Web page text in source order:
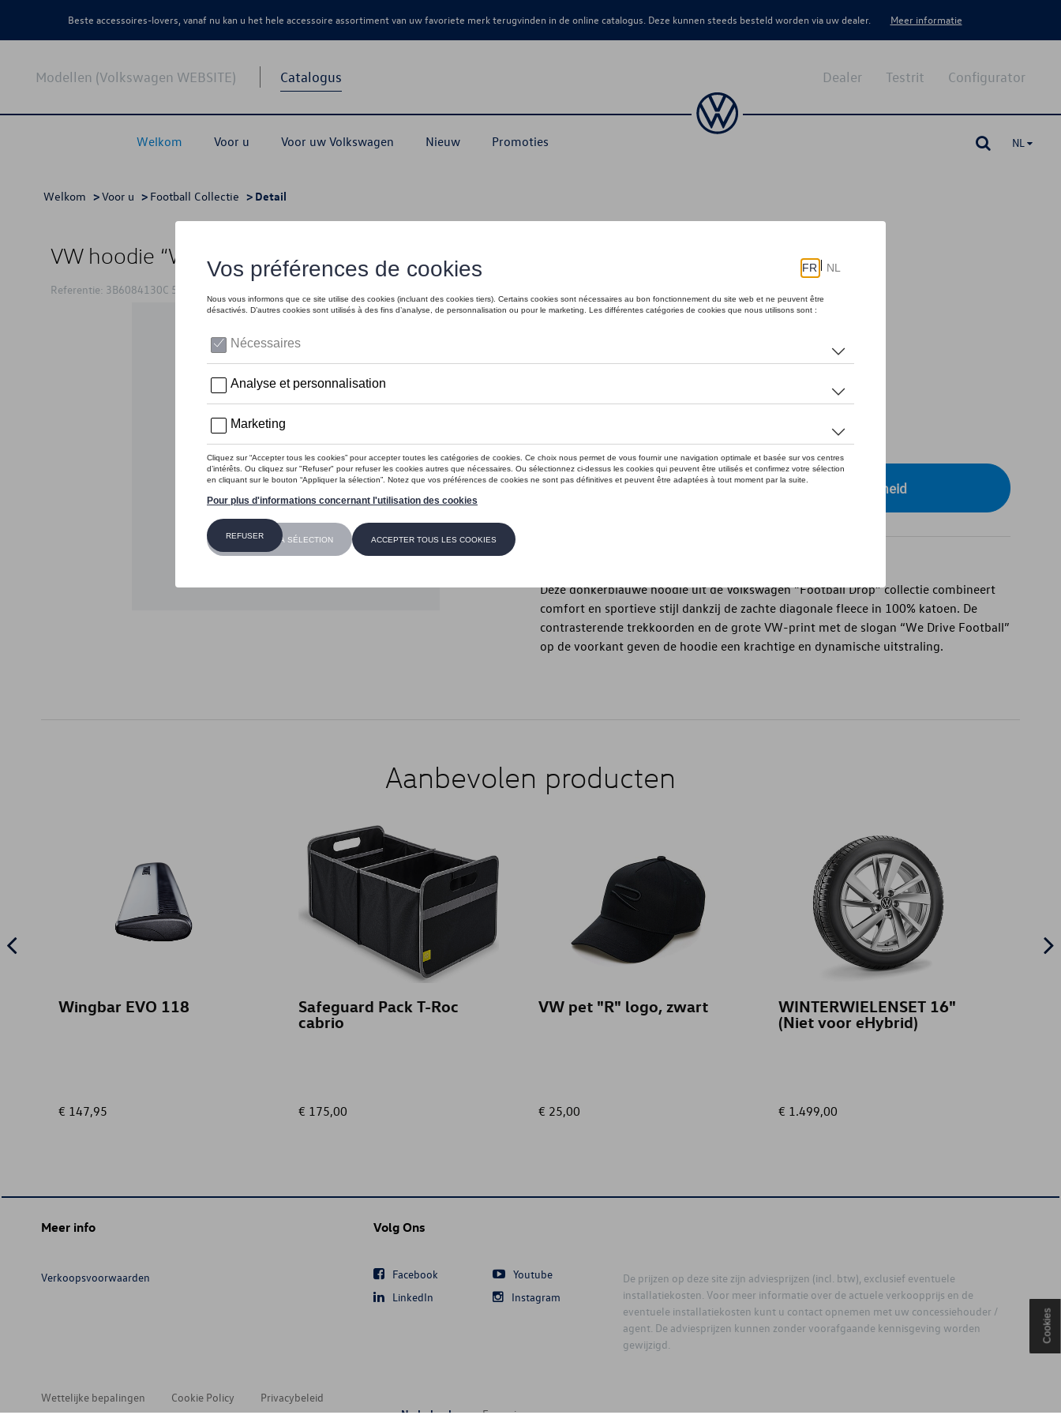
Beste accessoires-lovers, vanaf nu kan u het hele accessoire assortiment van uw favoriete merk terugvinden in de online catalogus. Deze kunnen steeds besteld worden via uw dealer. Meer informatie
Modellen (Volkswagen WEBSITE) Catalogus
Welkom Voor u Voor uw Volkswagen Nieuw Promoties
Configurator
Testrit
Dealer
NL
Welkom >Voor u > Football Collectie > Detail
VW hoodie “We Drive Football”, blauw - L
Referentie: 3B6084130C 530
Dit product is momenteel niet op stock
Contacteer uw dealer voor beschikbaarheid
Deze donkerblauwe hoodie uit de Volkswagen “Football Drop” collectie combineert
comfort en sportieve stijl dankzij de zachte diagonale fleece in 100% katoen. De
contrasterende trekkoorden en de grote VW-print met de slogan “We Drive Football”
op de voorkant geven de hoodie een krachtige en dynamische uitstraling.
Aanbevolen producten
Wingbar EVO 118
€ 147,95
Safeguard Pack T-Roc
cabrio
€ 175,00
VW pet "R" logo, zwart
€ 25,00
WINTERWIELENSET 16"
(Niet voor eHybrid)
€ 1.499,00
Meer info
Verkoopsvoorwaarden
Volg Ons
Facebook
Youtube
LinkedIn
Instagram
De prijzen op deze site zijn adviesprijzen (incl. btw), exclusief eventuele
installatiekosten. Voor meer informatie over de actuele verkoopprijs en de
eventuele installatiekosten kunt u contact opnemen met uw concessiehouder /
agent. De adviesprijzen kunnen zonder voorafgaande kennisgeving worden
gewijzigd.
Wettelijke bepalingen Cookie Policy
Privacybeleid
Cookies